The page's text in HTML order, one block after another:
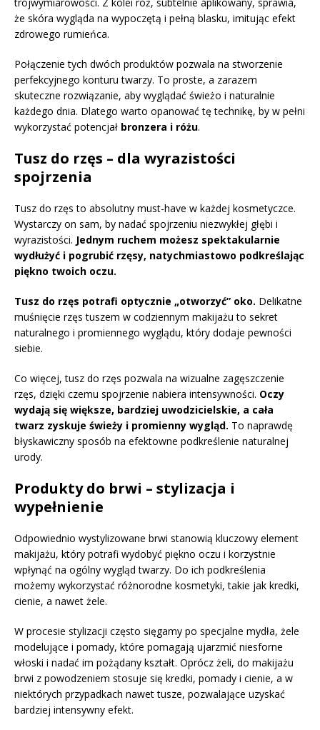
że skóra wygląda na wypoczętą i pełną blasku, imitując efekt
zdrowego rumieńca.
Połączenie tych dwóch produktów pozwala na stworzenie
perfekcyjnego konturu twarzy. To proste, a zarazem
skuteczne rozwiązanie, aby wyglądać świeżo i naturalnie
każdego dnia. Dlatego warto opanować tę technikę, by w pełni
wykorzystać potencjał bronzera i różu.
Tusz do rzęs – dla wyrazistości
spojrzenia
Tusz do rzęs to absolutny must-have w każdej kosmetyczce.
Wystarczy on sam, by nadać spojrzeniu niezwykłej głębi i
wyrazistości. Jednym ruchem możesz spektakularnie
wydłużyć i pogrubić rzęsy, natychmiastowo podkreślając
piękno twoich oczu.
Tusz do rzęs potrafi optycznie „otworzyć” oko. Delikatne
muśnięcie rzęs tuszem w codziennym makijażu to sekret
naturalnego i promiennego wyglądu, który dodaje pewności
siebie.
Co więcej, tusz do rzęs pozwala na wizualne zagęszczenie
rzęs, dzięki czemu spojrzenie nabiera intensywności. Oczy
wydają się większe, bardziej uwodzicielskie, a cała
twarz zyskuje świeży i promienny wygląd. To naprawdę
błyskawiczny sposób na efektowne podkreślenie naturalnej
urody.
Produkty do brwi – stylizacja i
wypełnienie
Odpowiednio wystylizowane brwi stanowią kluczowy element
makijażu, który potrafi wydobyć piękno oczu i korzystnie
wpłynąć na ogólny wygląd twarzy. Do ich podkreślenia
możemy wykorzystać różnorodne kosmetyki, takie jak kredki,
cienie, a nawet żele.
W procesie stylizacji często sięgamy po specjalne mydła, żele
modelujące i pomady, które pomagają ujarzmić niesforne
włoski i nadać im pożądany kształt. Oprócz żeli, do makijażu
brwi z powodzeniem stosuje się kredki, pomady i cienie, a w
niektórych przypadkach nawet tusze, pozwalające uzyskać
bardziej intensywny efekt.